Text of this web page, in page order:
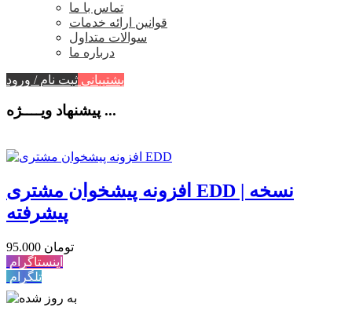
تماس با ما
قوانین ارائه خدمات
سوالات متداول
درباره ما
پشتیبانی ثبت نام / ورود
پیشنهاد ویــــژه ...
افزونه پیشخوان مشتری EDD | نسخه
پیشرفته
95.000 تومان
اینستاگرام
تلگرام